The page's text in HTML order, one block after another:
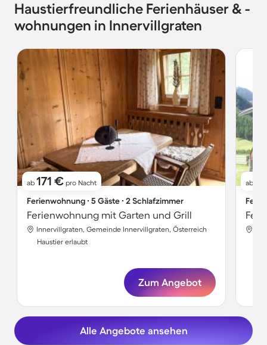
Haustierfreundliche Ferienhäuser & -
wohnungen in Innervillgraten
ab 171 € pro Nacht
Ferienwohnung ∙ 5 Gäste ∙ 2 Schlafzimmer
Ferienwohnung mit Garten und Grill
Innervillgraten, Gemeinde Innervillgraten, Österreich
Haustier erlaubt
Zum Angebot
ab
Alle Angebote ansehen